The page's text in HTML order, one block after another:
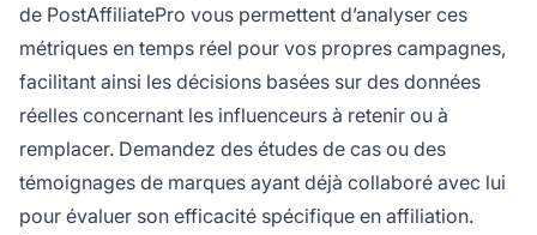
de PostAffiliatePro vous permettent d’analyser ces
métriques en temps réel pour vos propres campagnes,
facilitant ainsi les décisions basées sur des données
réelles concernant les influenceurs à retenir ou à
remplacer. Demandez des études de cas ou des
témoignages de marques ayant déjà collaboré avec lui
pour évaluer son efficacité spécifique en affiliation.